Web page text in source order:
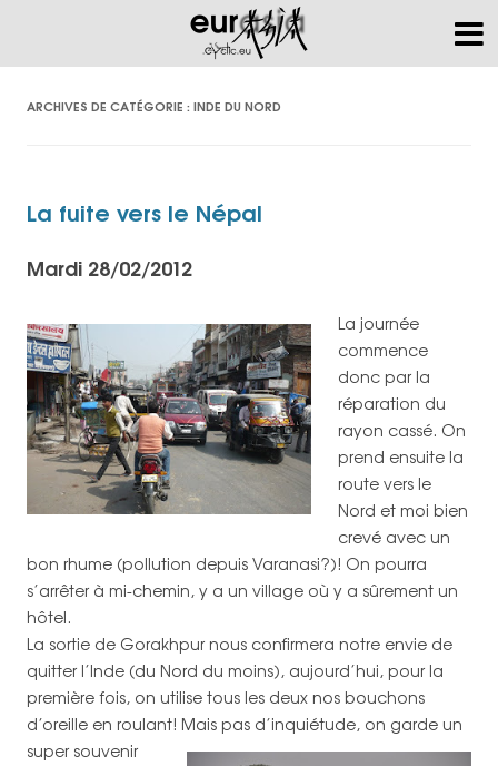
ARCHIVES DE CATÉGORIE : INDE DU NORD
La fuite vers le Népal
Mardi 28/02/2012
La journée
commence
donc par la
réparation du
rayon cassé. On
prend ensuite la
route vers le
Nord et moi bien
crevé avec un
bon rhume (pollution depuis Varanasi?)! On pourra
s’arrêter à mi-chemin, y a un village où y a sûrement un
hôtel.
La sortie de Gorakhpur nous confirmera notre envie de
quitter l’Inde (du Nord du moins), aujourd’hui, pour la
première fois, on utilise tous les deux nos bouchons
d’oreille en roulant! Mais pas d’inquiétude, on garde un
super souvenir